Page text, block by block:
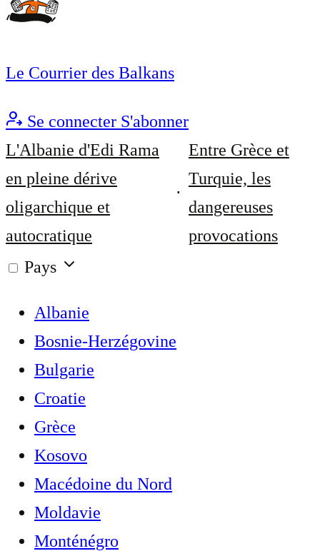
Le Courrier des Balkans
Se connecter S'abonner
L'Albanie d'Edi Rama
en pleine dérive
oligarchique et
autocratique
Entre Grèce et
Turquie, les
dangereuses
provocations
Pays
Albanie
Bosnie-Herzégovine
Bulgarie
Croatie
Grèce
Kosovo
Macédoine du Nord
Moldavie
Monténégro